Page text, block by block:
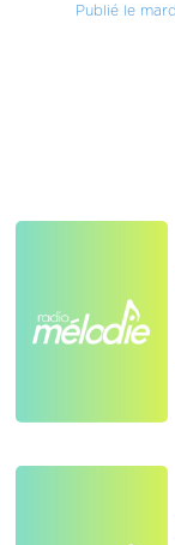
Publié le